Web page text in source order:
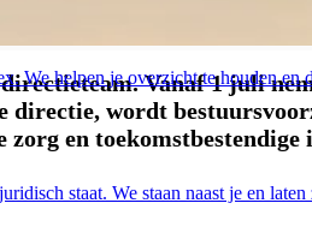
We helpen je overzicht te houden en
staat. We staan naast je en
Vanaf 1 juli
directie, wordt
zorg en